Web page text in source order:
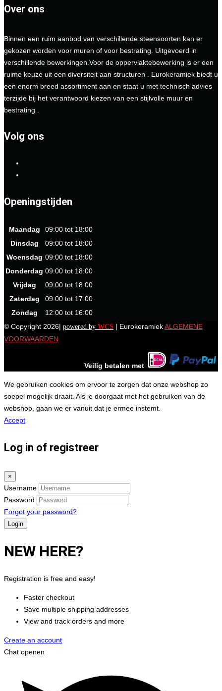
Over ons
Binnen een ruim aanbod van verschillende steensoorten kan er
gekozen worden voor muren of voor bestrating. Uitgevoerd in
verschillende bewerkingen.Voor de oppervlaktebewerking is er een
ruime keuze uit een diversiteit aan structuren . Eurokeramiek biedt u
een enorm breed assortiment aan en staat u met technisch advies
terzijde bij het verantwoord kiezen van een stijlvolle muur en
bestrating .
Volg ons
Openingstijden
Maandag
09:00 tot 18:00
Dinsdag
09:00 tot 18:00
Woensdag 09:00 tot 18:00
Donderdag 09:00 tot 18:00
Vrijdag
09:00 tot 18:00
Zaterdag
09:00 tot 17:00
Zondag
12:00 tot 16:00
© Copyright 2026| powered by WCS | EurokeramiekALGEMENE
VOORWAARDEN
Veilig betalen met
We gebruiken cookies om ervoor te zorgen dat onze webshop zo
soepel mogelijk draait. Als je doorgaat met het gebruiken van de
webshop, gaan we er vanuit dat je ermee instemt.
Accept
Log in of registreer
×
Username
Password
Forgot your password?
NEW HERE?
Registration is free and easy!
Faster checkout
Save multiple shipping addresses
View and track orders and more
Create an account
Chat openen